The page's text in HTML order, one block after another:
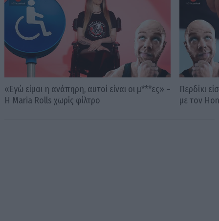
«Εγώ είμαι η ανάπηρη, αυτοί είναι οι μ***ες» –
Η Maria Rolls χωρίς φίλτρο
Περδίκι
με τον